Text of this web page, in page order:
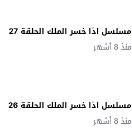
مسلسل اذا خسر الملك الحلقة 27
منذ 8 أشهر
مسلسل اذا خسر الملك الحلقة 26
منذ 8 أشهر